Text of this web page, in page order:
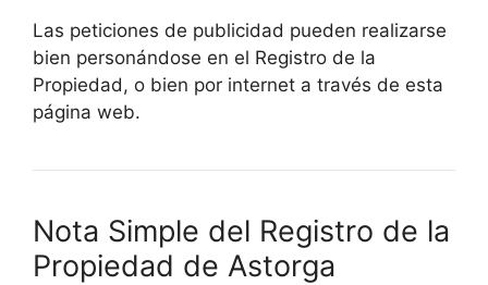
Las peticiones de publicidad pueden realizarse
bien personándose en el Registro de la
Propiedad, o bien por internet a través de esta
página web.
Nota Simple del Registro de la
Propiedad de Astorga